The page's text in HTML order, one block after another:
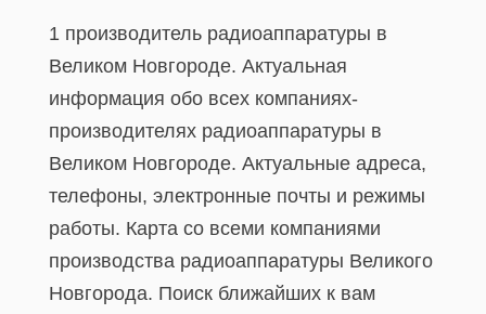
1 производитель радиоаппаратуры в
Великом Новгороде. Актуальная
информация обо всех компаниях-
производителях радиоаппаратуры в
Великом Новгороде. Актуальные адреса,
телефоны, электронные почты и режимы
работы. Карта со всеми компаниями
производства радиоаппаратуры Великого
Новгорода. Поиск ближайших к вам